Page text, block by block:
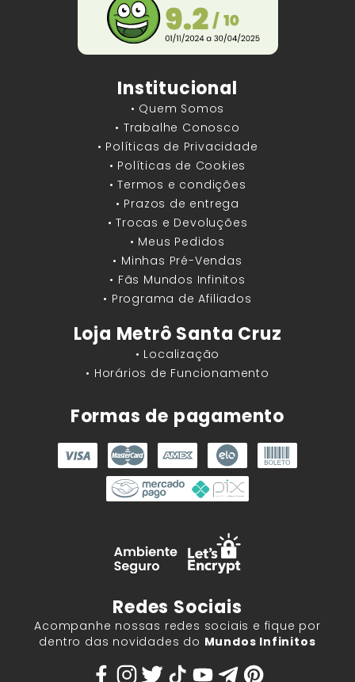
Institucional
• Quem Somos
• Trabalhe Conosco
• Políticas de Privacidade
• Políticas de Cookies
• Termos e condições
• Prazos de entrega
• Trocas e Devoluções
• Meus Pedidos
• Minhas Pré-Vendas
• Fãs Mundos Infinitos
• Programa de Afiliados
Loja Metrô Santa Cruz
• Localização
• Horários de Funcionamento
Formas de pagamento
Redes Sociais
Acompanhe nossas redes sociais e fique por
dentro das novidades do Mundos Infinitos